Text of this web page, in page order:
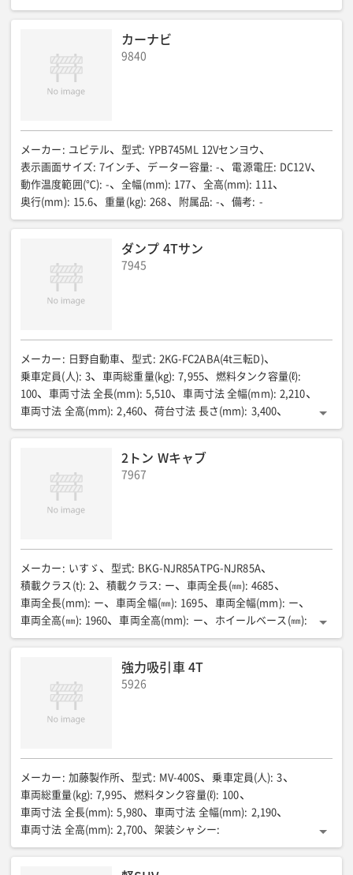
車両寸法 全高(mm): 1,980 駆動方式: 2WD 駆動方式(mm): ー
カーナビ
9840
メーカー : ユピテル 型式: YPB745ML 12Vセンヨウ
表示画面サイズ: 7インチ データー容量: - 電源電圧: DC12V
動作温度範囲(℃): - 全幅(mm): 177 全高(mm): 111
奥行(mm): 15.6 重量(kg): 268 附属品: - 備考: -
ダンプ 4Tサン
7945
メーカー : 日野自動車 型式: 2KG-FC2ABA(4t三転D)
乗車定員(人): 3 車両総重量(kg): 7,955 燃料タンク容量(ℓ):
100
車両寸法 全長(mm): 5,510 車両寸法 全幅(mm): 2,210
車両寸法 全高(mm): 2,460 荷台寸法 長さ(mm): 3,400
荷台寸法 幅(mm): 2,060 荷台寸法 高さ(mm): 330
右側上開きゲート(左側下開きゲート)
2トン Wキャブ
7967
メーカー : いすゞ 型式: BKG-NJR85ATPG-NJR85A
積載クラス(t): 2 積載クラス : ー 車両全長(㎜): 4685
車両全長(mm): ー 車両全幅(㎜): 1695 車両全幅(mm): ー
車両全高(㎜): 1960 車両全高(mm): ー ホイールベース(㎜):
2490
ホイールベース(mm): ー トレッド前(㎜): 1395
荷台寸法高さ(㎜): 380 床面地上高(㎜)
床面地上高(mm)
最低地上高(㎜)
最大積載量(㎏)
燃料室形式: 直接噴射式 総排気量(㏄): 2999 最高出力(PS/rpm):
150
最大トルク(kgf・m/rpm): 38.2 燃料タンク容量(r)
タイヤサイズ前/後: 195/75R15 ゲート種類: ー
クレーンメーカー: ー クレーン型式: ー 吊り荷重(t):
クレーンブーム段数 : ー クレーンブーム長さ(m)
最大地上揚程(m): ー 最大作業半径(m): ー
強力吸引車 4T
5926
メーカー : 加藤製作所 型式: MV-400S 乗車定員(人): 3
車両総重量(kg): 7,995 燃料タンク容量(ℓ): 100
車両寸法 全長(mm): 5,980 車両寸法 全幅(mm): 2,190
車両寸法 全高(mm): 2,700 架装シャシー:
4tキャブオーバートラック
レシーバータンク容量(㎥): 2.95